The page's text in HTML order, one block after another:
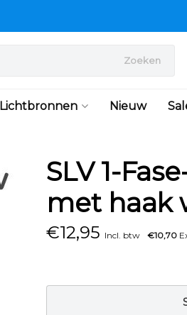
Zoeken
Lichtbronnen Nieuw
SLV 1-
met haak
€12,95 Incl. btw €10,70